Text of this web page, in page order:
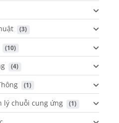
(3)
(10)
(4)
(1)
lý chuỗi cung ứng (1)